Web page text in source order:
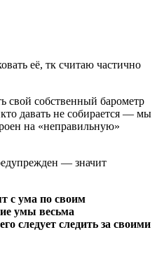
её, тк считаю частично
свой собственный барометр
давать не собирается — мы
на «неправильную»
— значит
с ума по своим
умы весьма
следует следить за своими